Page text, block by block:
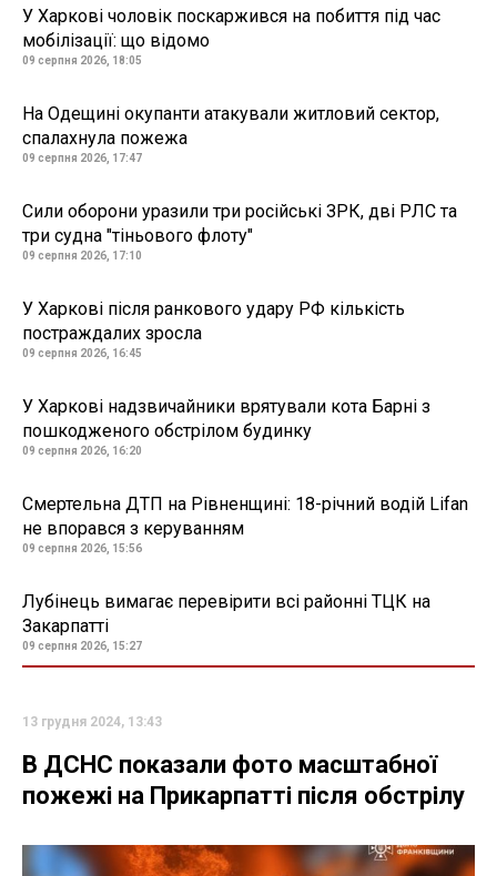
У Харкові чоловік поскаржився на побиття під час
мобілізації: що відомо
09 серпня 2026, 18:05
На Одещині окупанти атакували житловий сектор,
спалахнула пожежа
09 серпня 2026, 17:47
Сили оборони уразили три російські ЗРК, дві РЛС та
три судна "тіньового флоту"
09 серпня 2026, 17:10
У Харкові після ранкового удару РФ кількість
постраждалих зросла
09 серпня 2026, 16:45
У Харкові надзвичайники врятували кота Барні з
пошкодженого обстрілом будинку
09 серпня 2026, 16:20
Смертельна ДТП на Рівненщині: 18-річний водій Lifan
не впорався з керуванням
09 серпня 2026, 15:56
Лубінець вимагає перевірити всі районні ТЦК на
Закарпатті
09 серпня 2026, 15:27
13 грудня 2024, 13:43
В ДСНС показали фото масштабної
пожежі на Прикарпатті після обстрілу